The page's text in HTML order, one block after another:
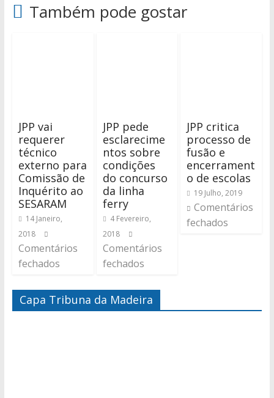
Também pode gostar
JPP vai
requerer
técnico
externo para
Comissão de
Inquérito ao
SESARAM
14 Janeiro,
2018
Comentários
fechados
JPP pede
esclarecime
ntos sobre
condições
do concurso
da linha
ferry
4 Fevereiro,
2018
Comentários
fechados
JPP critica
processo de
fusão e
encerrament
o de escolas
19 Julho, 2019
Comentários
fechados
Capa Tribuna da Madeira